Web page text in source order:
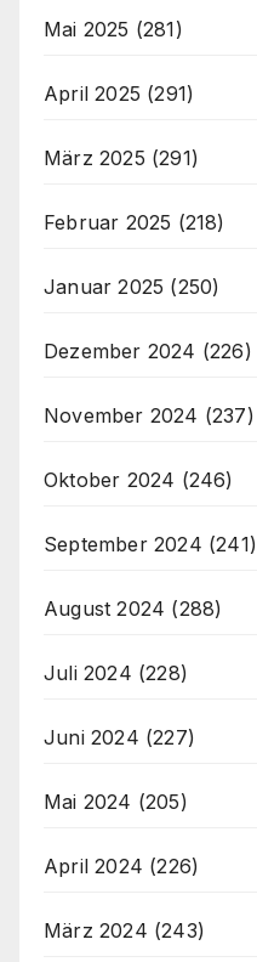
Mai 2025 (281)
April 2025 (291)
März 2025 (291)
Februar 2025 (218)
Januar 2025 (250)
Dezember 2024 (226)
November 2024 (237)
Oktober 2024 (246)
September 2024 (241)
August 2024 (288)
Juli 2024 (228)
Juni 2024 (227)
Mai 2024 (205)
April 2024 (226)
März 2024 (243)